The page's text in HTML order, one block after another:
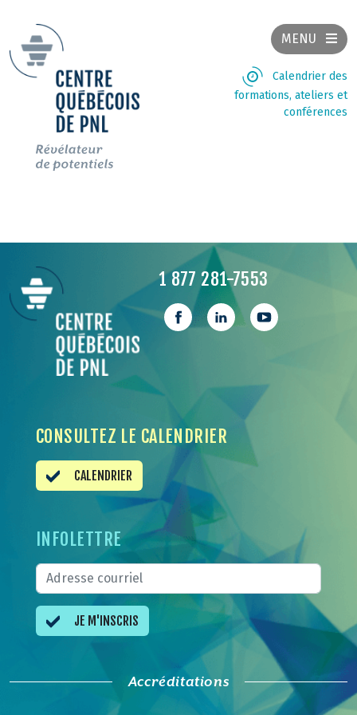
MENU
Calendrier des
formations, ateliers et
conférences
1 877 281-7553
CONSULTEZ LE CALENDRIER
CALENDRIER
INFOLETTRE
JE M'INSCRIS
Accréditations